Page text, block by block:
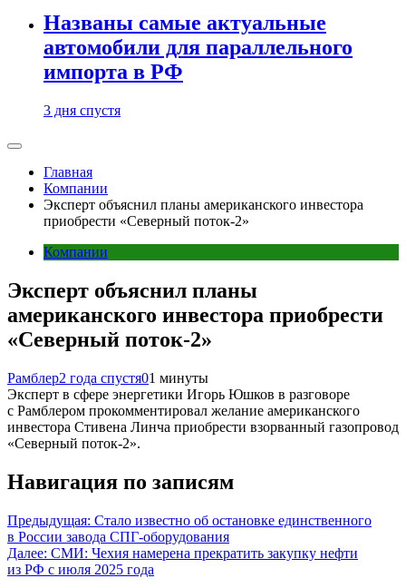
Названы самые актуальные
автомобили для параллельного
импорта в РФ
3 дня спустя
Главная
Компании
Эксперт объяснил планы американского инвестора
приобрести «Северный поток-2»
Компании
Эксперт объяснил планы
американского инвестора приобрести
«Северный поток-2»
Рамблер2 года спустя01 минуты
Эксперт в сфере энергетики Игорь Юшков в разговоре
с Рамблером прокомментировал желание американского
инвестора Стивена Линча приобрести взорванный газопровод
«Северный поток-2».
Навигация по записям
Предыдущая: Стало известно об остановке единственного
в России завода СПГ-оборудования
Далее: СМИ: Чехия намерена прекратить закупку нефти
из РФ с июля 2025 года